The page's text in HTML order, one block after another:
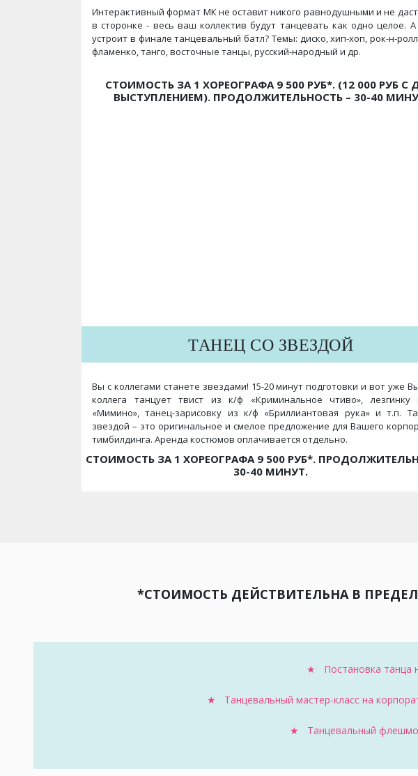
Интерактивный формат МК не оставит никого равнодушными и не даст
в сторонке - весь ваш коллектив будут танцевать как одно целое.
устроит в финале танцевальный батл? Темы: диско, хип-хоп, рок-н-
фламенко, танго, восточные танцы, русский-народный и др.
СТОИМОСТЬ ЗА 1 ХОРЕОГРАФА 9 500 РУБ*. (12 000 РУБ С
ВЫСТУПЛЕНИЕМ). ПРОДОЛЖИТЕЛЬНОСТЬ – 30-40
ТАНЕЦ СО ЗВЕЗДОЙ
Вы с коллегами станете звездами! 15-20 минут подготовки и вот уже
коллега танцует твист из к/ф «Криминальное чтиво»,
«Мимино», танец-зарисовку из к/ф «Бриллиантовая рука» и т.п.
звездой – это оригинальное и смелое предложение для Вашего
тимбилдинга. Аренда костюмов оплачивается отдельно.
СТОИМОСТЬ ЗА 1 ХОРЕОГРАФА 9 500 РУБ*.
30-40 МИНУТ.
*СТОИМОСТЬ ДЕЙСТВИТЕЛЬНА В
★ Постановка танца
★ Танцевальный мастер-класс на
★ Танцевальный